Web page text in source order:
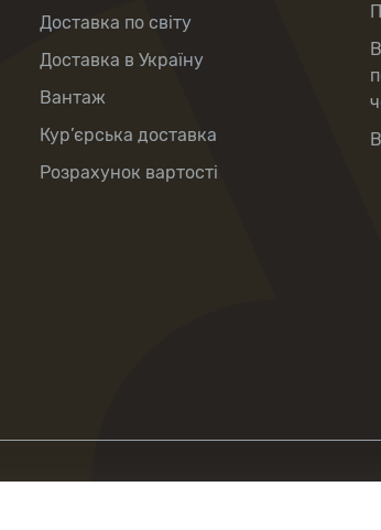
Доставка по світу
Доставка в Україну
Вантаж
Кур’єрська доставка
Розрахунок вартості